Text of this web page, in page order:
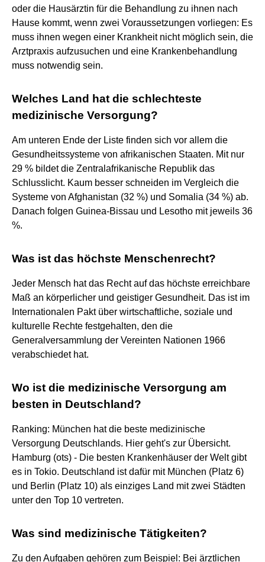
oder die Hausärztin für die Behandlung zu ihnen nach
Hause kommt, wenn zwei Voraussetzungen vorliegen: Es
muss ihnen wegen einer Krankheit nicht möglich sein, die
Arztpraxis aufzusuchen und eine Krankenbehandlung
muss notwendig sein.
Welches Land hat die schlechteste
medizinische Versorgung?
Am unteren Ende der Liste finden sich vor allem die
Gesundheitssysteme von afrikanischen Staaten. Mit nur
29 % bildet die Zentralafrikanische Republik das
Schlusslicht. Kaum besser schneiden im Vergleich die
Systeme von Afghanistan (32 %) und Somalia (34 %) ab.
Danach folgen Guinea-Bissau und Lesotho mit jeweils 36
%.
Was ist das höchste Menschenrecht?
Jeder Mensch hat das Recht auf das höchste erreichbare
Maß an körperlicher und geistiger Gesundheit. Das ist im
Internationalen Pakt über wirtschaftliche, soziale und
kulturelle Rechte festgehalten, den die
Generalversammlung der Vereinten Nationen 1966
verabschiedet hat.
Wo ist die medizinische Versorgung am
besten in Deutschland?
Ranking: München hat die beste medizinische
Versorgung Deutschlands. Hier geht's zur Übersicht.
Hamburg (ots) - Die besten Krankenhäuser der Welt gibt
es in Tokio. Deutschland ist dafür mit München (Platz 6)
und Berlin (Platz 10) als einziges Land mit zwei Städten
unter den Top 10 vertreten.
Was sind medizinische Tätigkeiten?
Zu den Aufgaben gehören zum Beispiel: Bei ärztlichen